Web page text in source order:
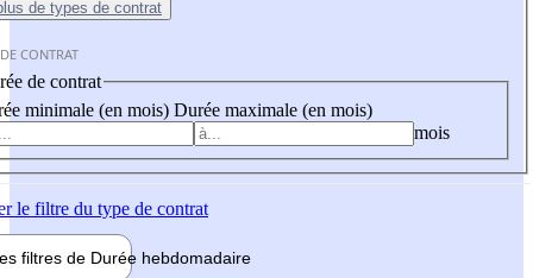
de types de contrat
CONTRAT
de contrat
minimale (en mois) Durée maximale (en mois)
mois
le filtre du type de contrat
filtres de Durée hebdomadaire